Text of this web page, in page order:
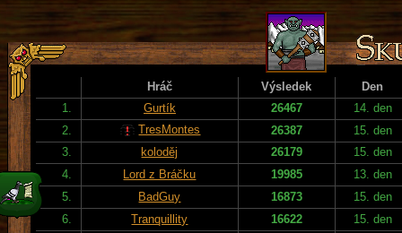
Hráč Výsledek
Den
1.
Gurtík 26467
14. den
2.
TresMontes 26387
15. den
3.
koloděj 26179
15. den
4.
Lord z Bráčku 19985
13. den
5.
BadGuy 16873
15. den
6.
Tranquillity 16622
15. den